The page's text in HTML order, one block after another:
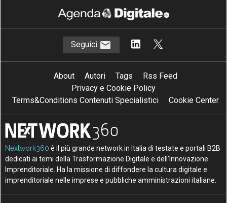
Seguici
About Autori Tags
Rss Feed
Privacy e Cookie Policy
Terms&Conditions Contenuti Specialistici
Cookie Center
Nextwork360 è il più grande network in Italia di testate e portali B2B
dedicati ai temi della Trasformazione Digitale e dell’Innovazione
Imprenditoriale. Ha la missione di diffondere la cultura digitale e
imprenditoriale nelle imprese e pubbliche amministrazioni italiane.